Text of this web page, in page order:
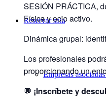
Reservar sala
Empresas
SESIÓN PRÁCTICA,
Física y ocio activo.
Dinámica grupal:
Los profesionales
proporcionando un
💬 ¡Inscríbete y